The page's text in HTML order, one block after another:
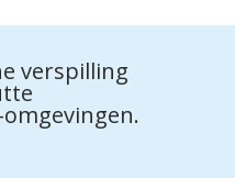
verspilling